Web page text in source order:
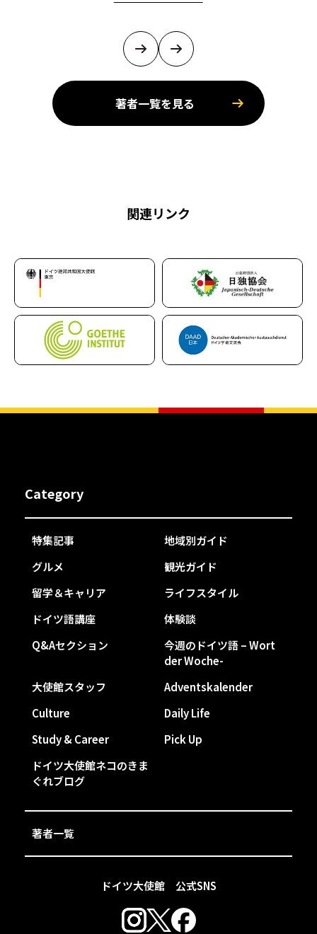
著者一覧を見る
関連リンク
ドイツ大使館 公式SNS
Category
特集記事
地域別ガイド
グルメ
観光ガイド
留学＆キャリア
ライフスタイル
ドイツ語講座
体験談
Q&Aセクション
今週のドイツ語 – Wort
der Woche-
大使館スタッフ
Adventskalender
Culture
Daily Life
Study & Career
Pick Up
ドイツ大使館ネコのきま
ぐれブログ
著者一覧